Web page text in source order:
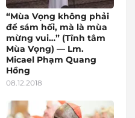
“Mùa Vọng không phải
để sám hối, mà là mùa
mừng vui…” (Tĩnh tâm
Mùa Vọng) — Lm.
Micael Phạm Quang
Hồng
08.12.2018